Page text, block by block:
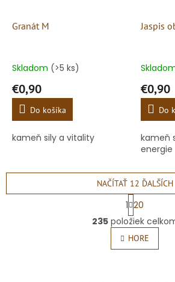
Granát M
Skladom (>5 ks)
€0,90
Do košíka
kameň sily a vitality
Jaspis
€0,90
Do
kameň
energie
O
v
l
á
NAČÍTAŤ 12 ĎALŠÍCH
S
t
r
á
n
k
1 20
235položiek
HORE